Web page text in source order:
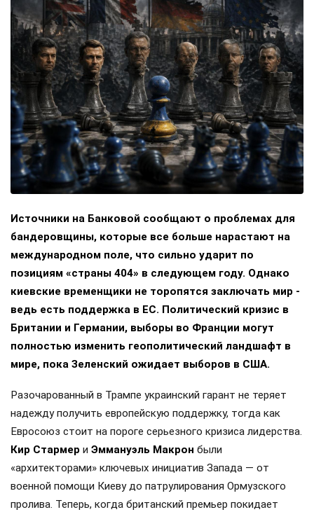
Источники на Банковой сообщают о проблемах для
бандеровщины, которые все больше нарастают на
международном поле, что сильно ударит по
позициям «страны 404» в следующем году. Однако
киевские временщики не торопятся заключать мир -
ведь есть поддержка в ЕС. Политический кризис в
Британии и Германии, выборы во Франции могут
полностью изменить геополитический ландшафт в
мире, пока Зеленский ожидает выборов в США.
Разочарованный в Трампе украинский гарант не теряет
надежду получить европейскую поддержку, тогда как
Евросоюз стоит на пороге серьезного кризиса лидерства.
Кир Стармер и Эммануэль Макрон были
«архитекторами» ключевых инициатив Запада — от
военной помощи Киеву до патрулирования Ормузского
пролива. Теперь, когда британский премьер покидает